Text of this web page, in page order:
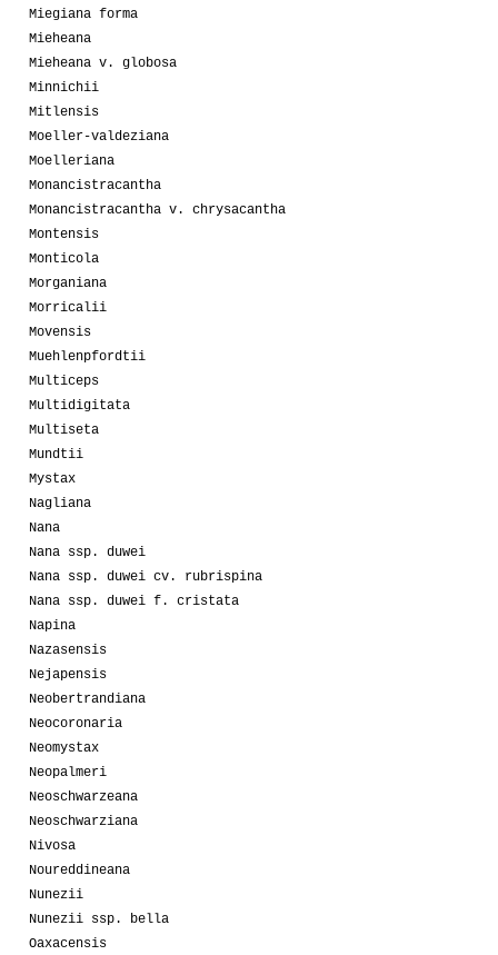
Miegiana forma
Mieheana
Mieheana v. globosa
Minnichii
Mitlensis
Moeller-valdeziana
Moelleriana
Monancistracantha
Monancistracantha v. chrysacantha
Montensis
Monticola
Morganiana
Morricalii
Movensis
Muehlenpfordtii
Multiceps
Multidigitata
Multiseta
Mundtii
Mystax
Nagliana
Nana
Nana ssp. duwei
Nana ssp. duwei cv. rubrispina
Nana ssp. duwei f. cristata
Napina
Nazasensis
Nejapensis
Neobertrandiana
Neocoronaria
Neomystax
Neopalmeri
Neoschwarzeana
Neoschwarziana
Nivosa
Noureddineana
Nunezii
Nunezii ssp. bella
Oaxacensis